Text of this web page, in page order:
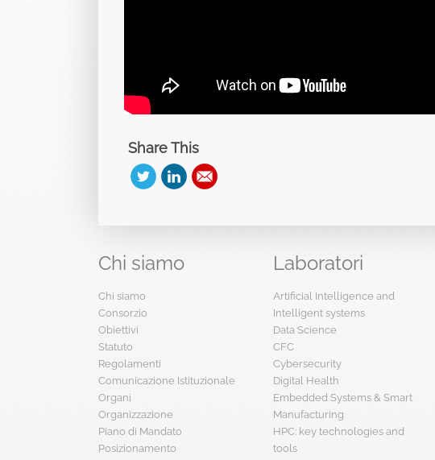
Share This
Chi siamo
Chi siamo
Consorzio
Obiettivi
Statuto
Regolamenti
Comunicazione Istituzionale
Organi
Organizzazione
Piano di Mandato
Posizionamento
Laboratori
Artificial Intelligence and
Intelligent systems
Data Science
CFC
Cybersecurity
Digital Health
Embedded Systems & Smart
Manufacturing
HPC: key technologies and
tools